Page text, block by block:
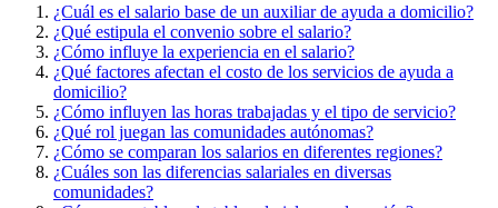
¿Cuál es el salario base de un auxiliar de ayuda a domicilio?
¿Qué estipula el convenio sobre el salario?
¿Cómo influye la experiencia en el salario?
¿Qué factores afectan el costo de los servicios de ayuda a
domicilio?
¿Cómo influyen las horas trabajadas y el tipo de servicio?
¿Qué rol juegan las comunidades autónomas?
¿Cómo se comparan los salarios en diferentes regiones?
¿Cuáles son las diferencias salariales en diversas
comunidades?